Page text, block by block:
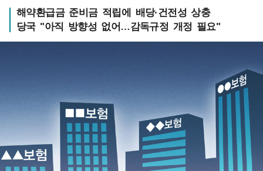
해약환급금 준비금 적립에 배당·건전성 상충
당국 "아직 방향성 없어…감독규정 개정 필요"